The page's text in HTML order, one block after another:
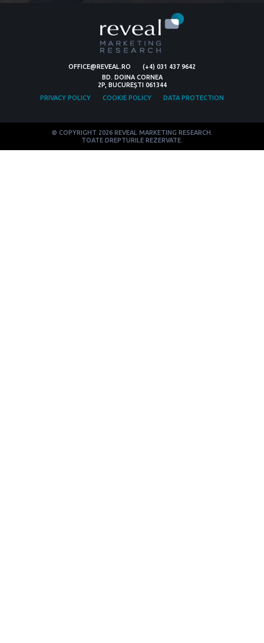
OFFICE@REVEAL.RO
(+4) 031 437 9642
BD. DOINA CORNEA
2P, BUCUREȘTI 061344
PRIVACY POLICY
COOKIE POLICY DATA PROTECTION
© COPYRIGHT 2026 REVEAL MARKETING RESEARCH.
TOATE DREPTURILE REZERVATE.